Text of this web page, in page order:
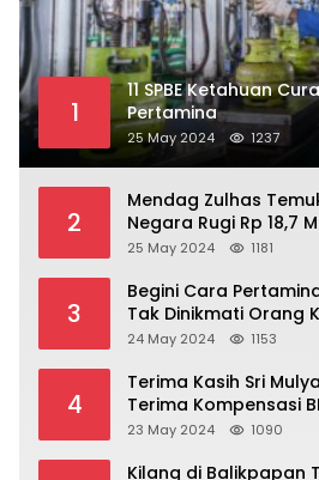
1
11 SPBE Ketahuan
Pertamina
25 May 2024 1237
2
Mendag Zulhas
Negara Rugi Rp 18,7
25 May 2024 1181
3
Begini Cara
Tak Dinikmati Orang
24 May 2024 1153
4
Terima Kasih Sri
Terima Kompensasi
23 May 2024 1090
Kilang di Balikpapan